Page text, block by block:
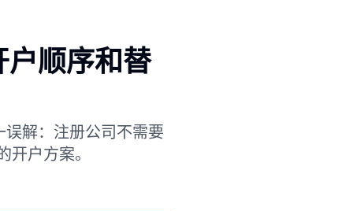
顺序和替
解：注册公司不需要
户方案。